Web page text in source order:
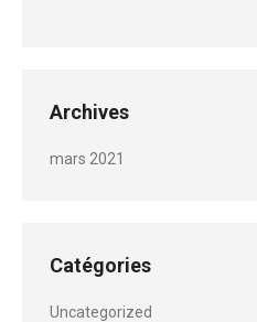
Archives
mars 2021
Catégories
Uncategorized